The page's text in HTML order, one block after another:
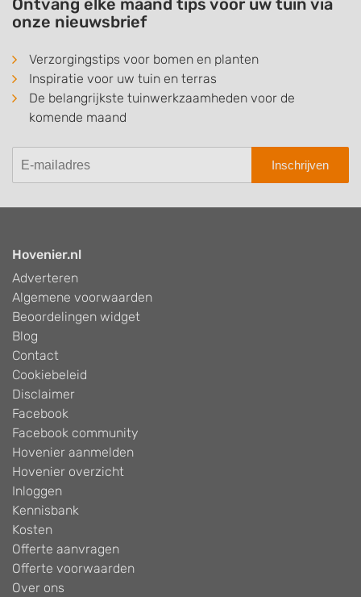
Ontvang elke maand tips voor uw tuin via
onze nieuwsbrief
Verzorgingstips voor bomen en planten
Inspiratie voor uw tuin en terras
De belangrijkste tuinwerkzaamheden voor de
komende maand
Inschrijven
Hovenier.nl
Adverteren
Algemene voorwaarden
Beoordelingen widget
Blog
Contact
Cookiebeleid
Disclaimer
Facebook
Facebook community
Hovenier aanmelden
Hovenier overzicht
Inloggen
Kennisbank
Kosten
Offerte aanvragen
Offerte voorwaarden
Over ons